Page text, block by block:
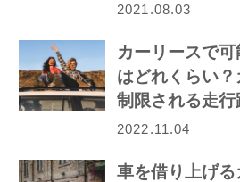
2021.08.03
カーリースで
はどれくらい
制限される走
較！
2022.11.04
車を借り上げ